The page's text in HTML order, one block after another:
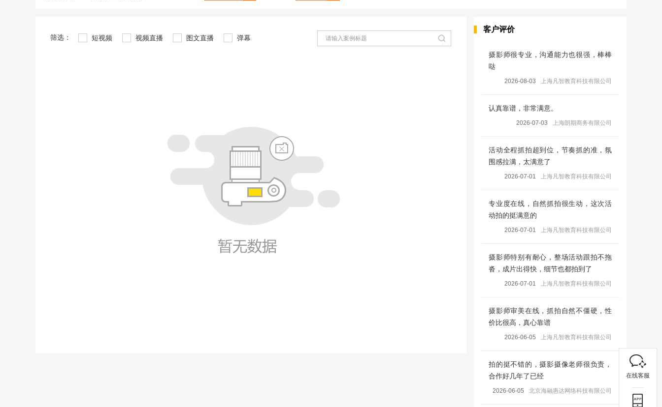
筛选： 短视频 视频直播 图文直播 弹幕
客户评价
摄影师很专业，沟通能力也很强，棒棒
哒
2026-08-03 上海凡智教育科技有限公司
认真靠谱，非常满意。
2026-07-03 上海朗期商务有限公司
活动全程抓拍超到位，节奏抓的准，氛
围感拉满，太满意了
2026-07-01 上海凡智教育科技有限公司
专业度在线，自然抓拍很生动，这次活
动拍的挺满意的
2026-07-01 上海凡智教育科技有限公司
摄影师特别有耐心，整场活动跟拍不拖
沓，成片出得快，细节也都拍到了
2026-07-01 上海凡智教育科技有限公司
摄影师审美在线，抓拍自然不僵硬，性
价比很高，真心靠谱
2026-06-05 上海凡智教育科技有限公司
拍的挺不错的，摄影摄像老师很负责，
合作好几年了已经
2026-06-05 北京海融惠达网络科技有限公司
在线客服